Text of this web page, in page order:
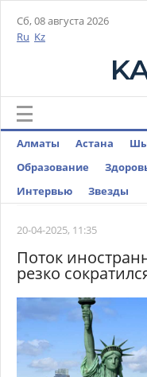
Сб, 08 августа 2026
Ru Kz
Алматы Астана
Образование
Интервью
Звезды
20-04-2025, 11:35
Поток
резко